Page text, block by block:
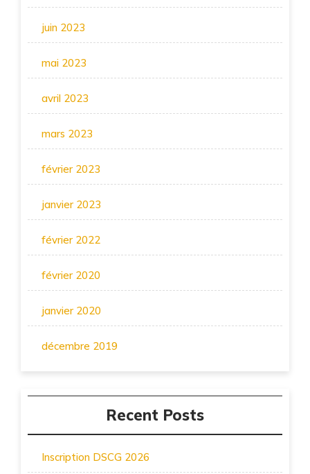
juin 2023
mai 2023
avril 2023
mars 2023
février 2023
janvier 2023
février 2022
février 2020
janvier 2020
décembre 2019
Recent Posts
Inscription DSCG 2026